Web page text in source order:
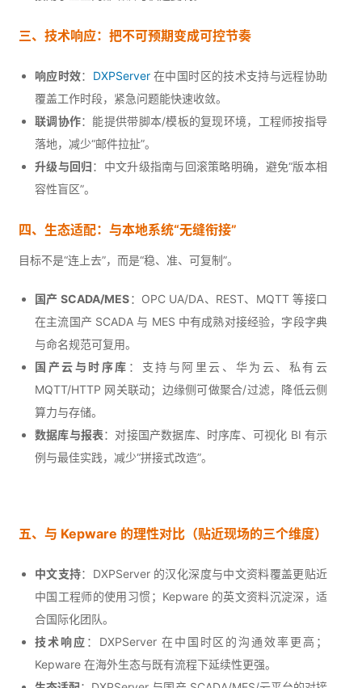
三、技术响应：把不可预期变成可控节奏
响应时效： DXPServer在中国时区的技术支持与远程协助
覆盖工作时段，紧急问题能快速收敛。
联调协作：能提供带脚本/模板的复现环境，工程师按指导
落地，减少“邮件拉扯”。
升级与回归：中文升级指南与回滚策略明确，避免“版本相
容性盲区”。
四、生态适配：与本地系统“无缝衔接”
目标不是“连上去”，而是“稳、准、可复制”。
国产 SCADA/MES：OPC UA/DA、REST、MQTT 等接口
在主流国产 SCADA 与 MES 中有成熟对接经验，字段字典
与命名规范可复用。
国产云与时序库 ：支持与阿里云、华为云、私有云
MQTT/HTTP 网关联动；边缘侧可做聚合/过滤，降低云侧
算力与存储。
数据库与报表：对接国产数据库、时序库、可视化 BI 有示
例与最佳实践，减少“拼接式改造”。
五、与 Kepware 的理性对比（贴近现场的三个维度）
中文支持：DXPServer 的汉化深度与中文资料覆盖更贴近
中国工程师的使用习惯；Kepware 的英文资料沉淀深，适
合国际化团队。
技术响应 ：DXPServer 在中国时区的沟通效率更高；
Kepware 在海外生态与既有流程下延续性更强。